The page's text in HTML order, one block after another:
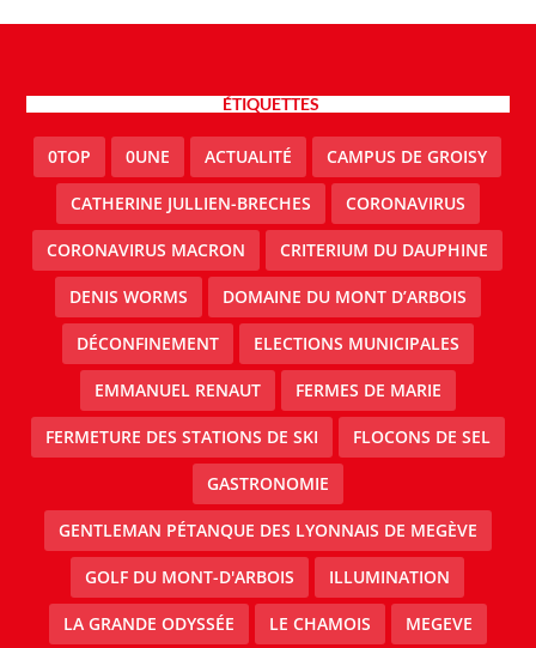
ÉTIQUETTES
0TOP 0UNE ACTUALITÉ CAMPUS DE GROISY
CATHERINE JULLIEN-BRECHES CORONAVIRUS
CORONAVIRUS MACRON CRITERIUM DU DAUPHINE
DENIS WORMS DOMAINE DU MONT D’ARBOIS
DÉCONFINEMENT ELECTIONS MUNICIPALES
EMMANUEL RENAUT FERMES DE MARIE
FERMETURE DES STATIONS DE SKI FLOCONS DE SEL
GASTRONOMIE
GENTLEMAN PÉTANQUE DES LYONNAIS DE MEGÈVE
GOLF DU MONT-D'ARBOIS ILLUMINATION
LA GRANDE ODYSSÉE LE CHAMOIS MEGEVE